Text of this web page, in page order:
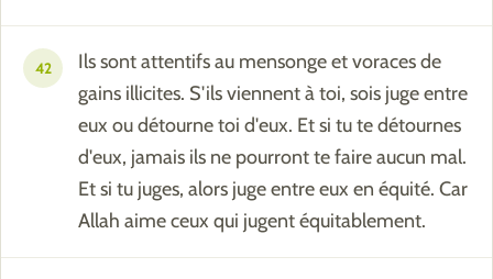
42
Ils sont attentifs au mensonge et voraces de
gains illicites. S'ils viennent à toi, sois juge entre
eux ou détourne toi d'eux. Et si tu te détournes
d'eux, jamais ils ne pourront te faire aucun mal.
Et si tu juges, alors juge entre eux en équité. Car
Allah aime ceux qui jugent équitablement.